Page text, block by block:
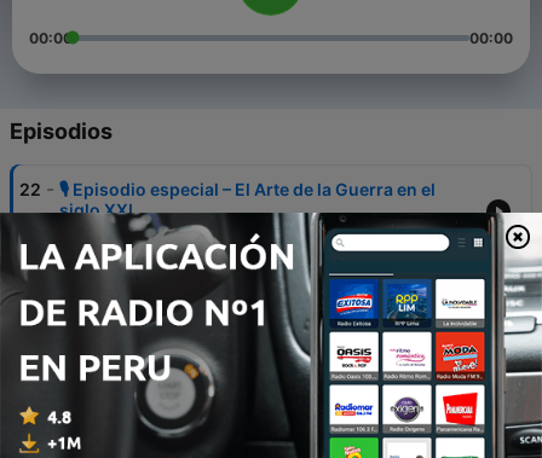
00:00 00:00
Episodios
22 - 🎙️ Episodio especial – El Arte de la Guerra en el
siglo XXI
11 nov. 2025
21
🎙️ Episodio especial – El Arte de la Guerra y
Maquiavelo
04 sep. 2025
20 - 🎙️ Episodio especial – El Arte de la Guerra en el
31 ago. 2025